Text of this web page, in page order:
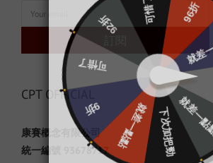
CPT OFFICIAL
康賽概念有限公司
統一編號 93678717